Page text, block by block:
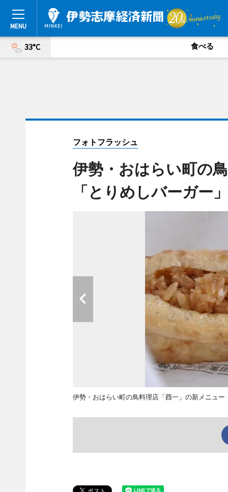
33°C 食べる
フォトフラッシュ
伊勢・おはらい町の
「とりめしバーガー」
伊勢・おはらい町の鳥料理店「酉一」の新メニュ